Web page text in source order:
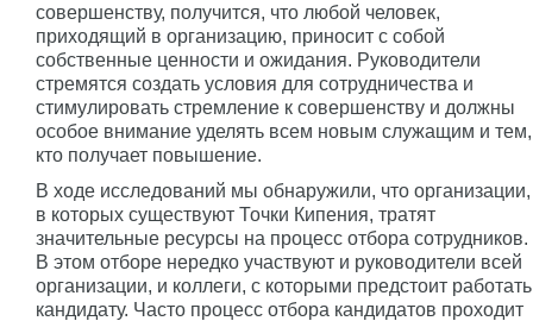
совершенству, получится, что любой человек,
приходящий в организацию, приносит с собой
собственные ценности и ожидания. Руководители
стремятся создать условия для сотрудничества и
стимулировать стремление к совершенству и должны
особое внимание уделять всем новым служащим и тем,
кто получает повышение.
В ходе исследований мы обнаружили, что организации,
в которых существуют Точки Кипения, тратят
значительные ресурсы на процесс отбора сотрудников.
В этом отборе нередко участвуют и руководители всей
организации, и коллеги, с которыми предстоит работать
кандидату. Часто процесс отбора кандидатов проходит